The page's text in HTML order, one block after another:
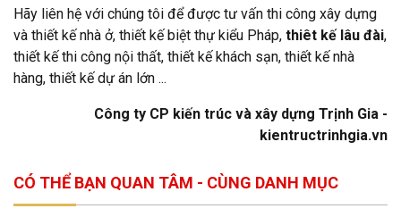
Hãy liên hệ với chúng tôi để được tư vấn thi công xây dựng
và thiết kế nhà ở, thiết kế biệt thự kiểu Pháp, thiêt kế lâu đài,
thiết kế thi công nội thất, thiết kế khách sạn, thiết kế nhà
hàng, thiết kế dự án lớn ...
Công ty CP kiến trúc và xây dựng Trịnh Gia -
kientructrinhgia.vn
CÓ THỂ BẠN QUAN TÂM - CÙNG DANH MỤC